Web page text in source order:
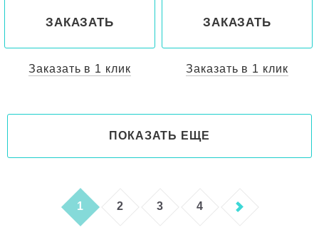
ЗАКАЗАТЬ
Заказать в 1 клик
ЗАКАЗАТЬ
Заказать в 1 клик
ПОКАЗАТЬ ЕЩЕ
1 2 3 4